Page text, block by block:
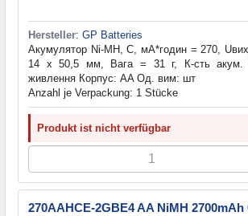
Hersteller: GP Batteries
Акумулятор Ni-MH, С, мА*годин = 270,
14 х 50,5 мм, Вага = 31 г, К-сть
живлення Корпус: AA Од. вим: шт
Anzahl je Verpackung: 1 Stücke
Produkt ist nicht verfügbar
270AAHCE-2GBE4 AA NiMH 2700mAh